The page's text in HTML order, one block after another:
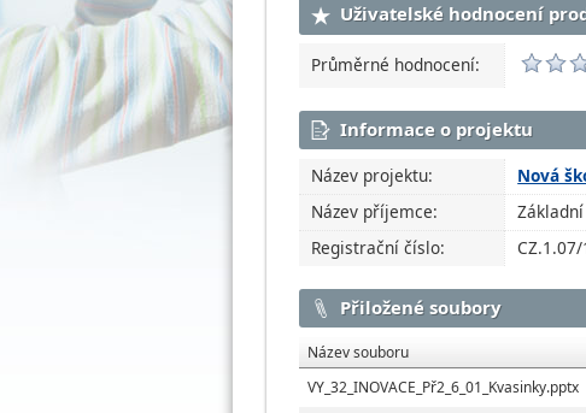
Uživatelské hodnocení
Průměrné hodnocení:
Informace o projektu
Název projektu:
Nová
Název příjemce:
Registrační číslo:
Přiložené soubory
Název souboru
VY_32_INOVACE_Př2_6_01_Kvasinky.pptx